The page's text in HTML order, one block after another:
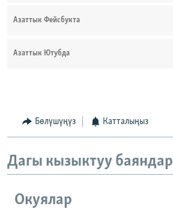
Азаттык Фейсбукта
Азаттык Ютубда
Бөлүшүңүз Катталыңыз
Дагы кызыктуу баяндар
Окуялар